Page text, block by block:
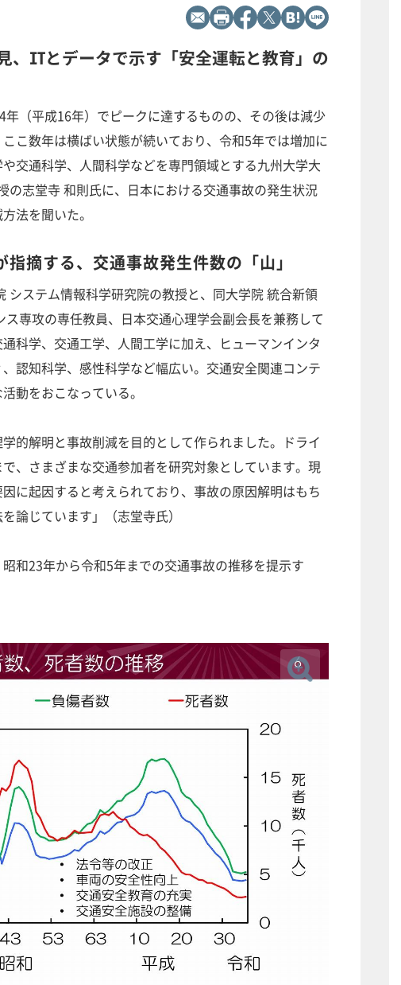
、ITとデータで示す「安全運転と教育」の
（平成16年）でピークに達するものの、その後は減少
こ数年は横ばい状態が続いており、令和5年では増加に
交通科学、人間科学などを専門領域とする九州大学大
の志堂寺 和則氏に、日本における交通事故の発生状況
法を聞いた。
摘する、交通事故発生件数の「山」
ステム情報科学研究院の教授と、同大学院 統合新領
専攻の専任教員、日本交通心理学会副会長を兼務して
科学、交通工学、人間工学に加え、ヒューマンインタ
認知科学、感性科学など幅広い。交通安全関連コンテ
動をおこなっている。
的解明と事故削減を目的として作られました。ドライ
、さまざまな交通参加者を研究対象としています。現
に起因すると考えられており、事故の原因解明はもち
論じています」（志堂寺氏）
和23年から令和5年までの交通事故の推移を提示す